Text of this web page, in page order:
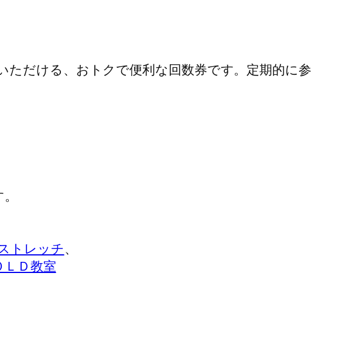
だける、おトクで便利な回数券です。定期的に参
トレッチ、
ＬＤ教室